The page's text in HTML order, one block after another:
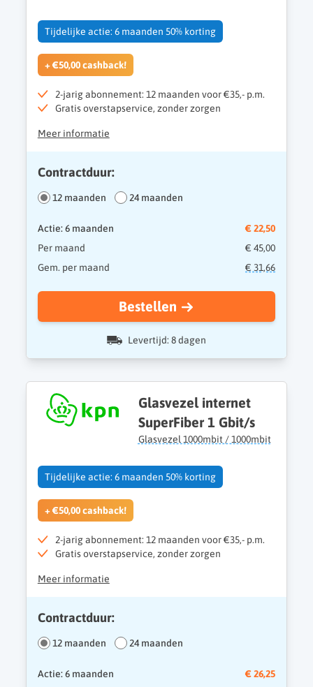
Tijdelijke actie: 6 maanden 50% korting
+ €50,00 cashback!
2-jarig abonnement: 12 maanden voor €35,- p.m.
Gratis overstapservice, zonder zorgen
Meer informatie
Contractduur:
12 maanden 24 maanden
Actie: 6 maanden
€ 22,50
Per maand
€ 45,00
Gem. per maand
€ 31,66
Bestellen
Levertijd: 8 dagen
Glasvezel internet
SuperFiber 1 Gbit/s
Glasvezel 1000mbit / 1000mbit
Tijdelijke actie: 6 maanden 50% korting
+ €50,00 cashback!
2-jarig abonnement: 12 maanden voor €35,- p.m.
Gratis overstapservice, zonder zorgen
Meer informatie
Contractduur:
12 maanden 24 maanden
Actie: 6 maanden
€ 26,25